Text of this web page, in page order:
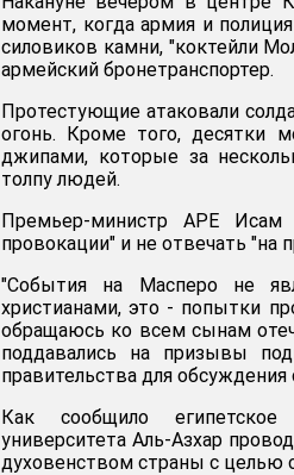
момент, когда армия и
силовиков камни, "коктейли
армейский бронетранспортер.
Протестующие атаковали
огонь. Кроме того, десятки
джипами, которые за
толпу людей.
Премьер-министр АРЕ Исам
провокации" и не отвечать "на
"События на Масперо не
христианами, это - попытки
обращаюсь ко всем сынам
поддавались на призывы
правительства для
Как сообщило египетское
университета Аль-Азхар
духовенством страны с целью